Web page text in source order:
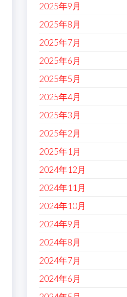
2025年9月
2025年8月
2025年7月
2025年6月
2025年5月
2025年4月
2025年3月
2025年2月
2025年1月
2024年12月
2024年11月
2024年10月
2024年9月
2024年8月
2024年7月
2024年6月